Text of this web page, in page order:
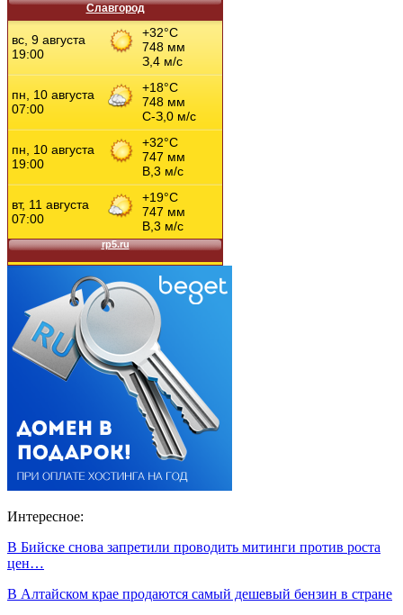
Славгород
Интересное:
В Бийске снова запретили проводить митинги против роста
цен…
В Алтайском крае продаются самый дешевый бензин в стране